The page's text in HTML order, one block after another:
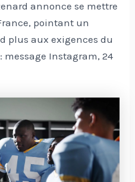
annonce se mettre
pointant un
plus aux exigences du
Instagram, 24